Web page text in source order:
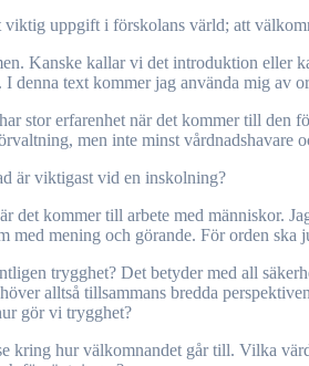
viktig uppgift i förskolans värld; att
Kanske kallar vi det introduktion
denna text kommer jag använda mig av
stor erfarenhet när det kommer till den
men inte minst vårdnadshavare
är viktigast vid en inskolning?
det kommer till arbete med människor.
mening och görande. För orden ska
trygghet? Det betyder med all
alltså tillsammans bredda
gör vi trygghet?
kring hur välkomnandet går till. Vilka